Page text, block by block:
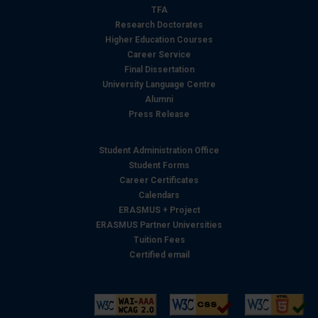
analizzare il nostro traffico. Condividiamo inoltre
informazioni sul modo in cui utilizza il nostro sito con i
nostri partner che si occupano di analisi dei dati web,
pubblicità e social media, i quali potrebbero combinarle
con altre informazioni che ha fornito loro o che hanno
raccolto dal suo utilizzo dei loro servizi.
TFA
Research Doctorates
Higher Education Courses
Career Service
Final Dissertation
University Language Centre
Alumni
Press Release
Student Administration Office
Student Forms
Career Certificates
Calendars
ERASMUS + Project
ERASMUS Partner Universities
Tuition Fees
Certified email